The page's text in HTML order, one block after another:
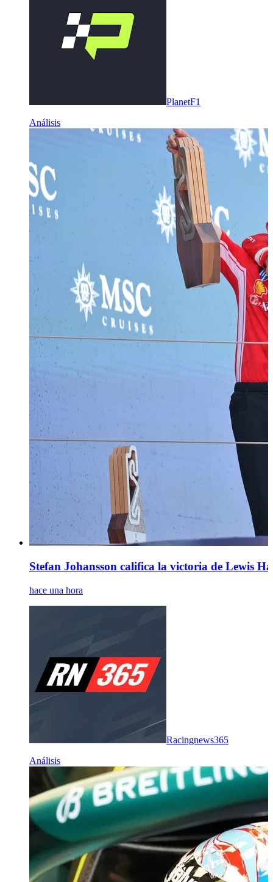
PlanetF1
Análisis
Stefan Johansson califica la victoria de Lewis
hace una hora
Racingnews365
Análisis